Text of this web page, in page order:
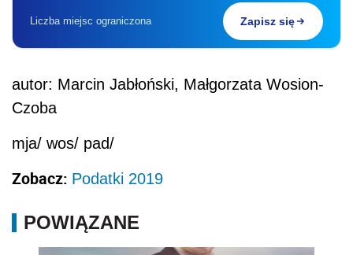
Liczba miejsc ograniczona Zapisz się
autor: Marcin Jabłoński, Małgorzata Wosion-
Czoba
mja/ wos/ pad/
Zobacz: Podatki 2019
POWIĄZANE